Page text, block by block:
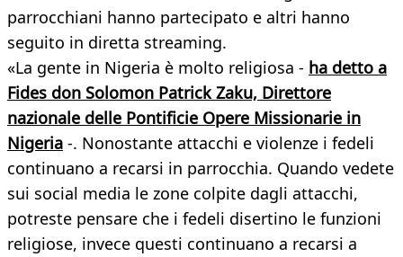
parrocchiani hanno partecipato e altri hanno
seguito in diretta streaming.
«La gente in Nigeria è molto religiosa - ha detto a
Fides don Solomon Patrick Zaku, Direttore
nazionale delle Pontificie Opere Missionarie in
Nigeria -. Nonostante attacchi e violenze i fedeli
continuano a recarsi in parrocchia. Quando vedete
sui social media le zone colpite dagli attacchi,
potreste pensare che i fedeli disertino le funzioni
religiose, invece questi continuano a recarsi a